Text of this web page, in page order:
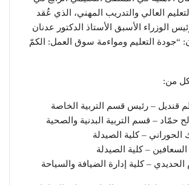
العالي والتدريب المهني، الذي عُقد
الوزراء الأسبق الأستاذ الدكتور عدنان
“جودة التعليم ومواءمة سوق العمل: الكمّ
كل من:
قنديل – رئيس قسم التربية الخاصة
حمّاد – قسم التربية البدنية والصحية
الحوراني – كلية الصيدلة
السعافين – كلية الصيدلة
– كلية إدارة الضيافة والسياحة